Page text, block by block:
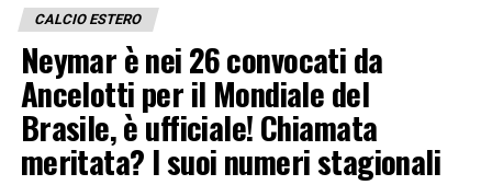
CALCIO ESTERO
Neymar è nei 26 convocati da
Ancelotti per il Mondiale del
Brasile, è ufficiale! Chiamata
meritata? I suoi numeri stagionali